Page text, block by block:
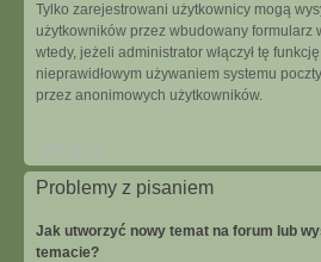
Tylko zarejestrowani użytkownicy mogą
użytkowników przez wbudowany formularz
wtedy, jeżeli administrator włączył tę
nieprawidłowym używaniem systemu
przez anonimowych użytkowników.
Problemy z pisaniem
Jak utworzyć nowy temat na forum lub
temacie?